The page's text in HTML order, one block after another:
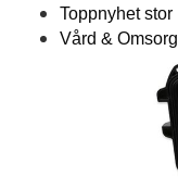
Toppnyhet stor
Vård & Omsorg